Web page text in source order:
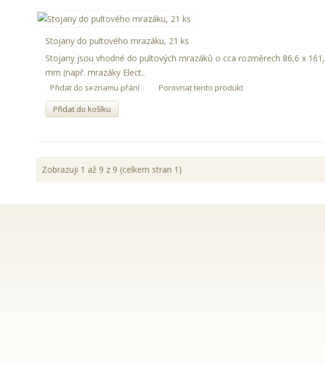
Stojany do pultového mrazáku, 21 ks
Stojany jsou vhodné do pultových mrazáků o cca rozměrech 86,6 x
mm (např. mrazáky Elect..
Přidat do seznamu přání
Porovnat tento produkt
Přidat do košíku
Zobrazuji 1 až 9 z 9 (celkem stran 1)